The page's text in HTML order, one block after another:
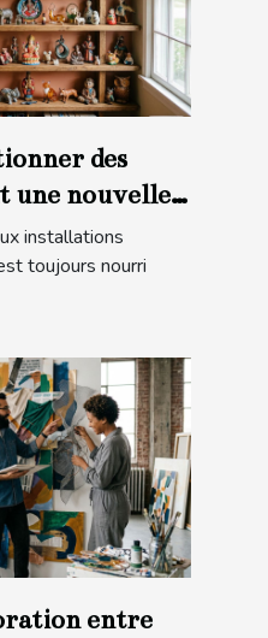
des
une nouvelle
installations
toujours nourri
entre